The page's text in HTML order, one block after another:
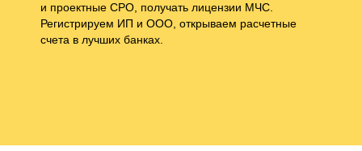
и проектные СРО, получать лицензии МЧС.
Регистрируем ИП и ООО, открываем расчетные
счета в лучших банках.